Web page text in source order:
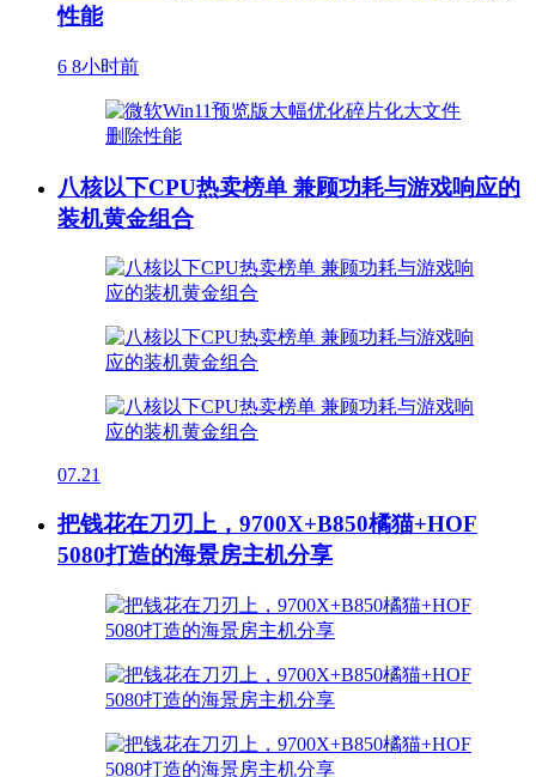
性能
6 8小时前
八核以下CPU热卖榜单 兼顾功耗与游戏响应的
装机黄金组合
07.21
把钱花在刀刃上，9700X+B850橘猫+HOF
5080打造的海景房主机分享